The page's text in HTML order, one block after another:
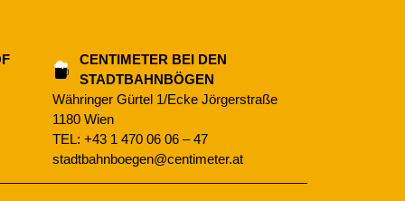
CENTIMETER BEI DEN
STADTBAHNBÖGEN
Währinger Gürtel 1/Ecke Jörgerstraße
1180 Wien
TEL: +43 1 470 06 06 – 47
stadtbahnboegen@centimeter.at